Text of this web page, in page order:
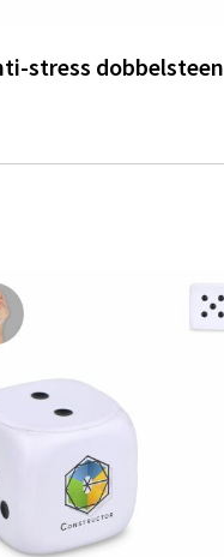
stress dobbelsteen